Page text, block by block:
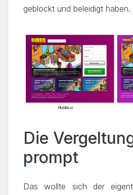
geblockt und beleidigt haben.
Die
prompt
Das wollte sich der